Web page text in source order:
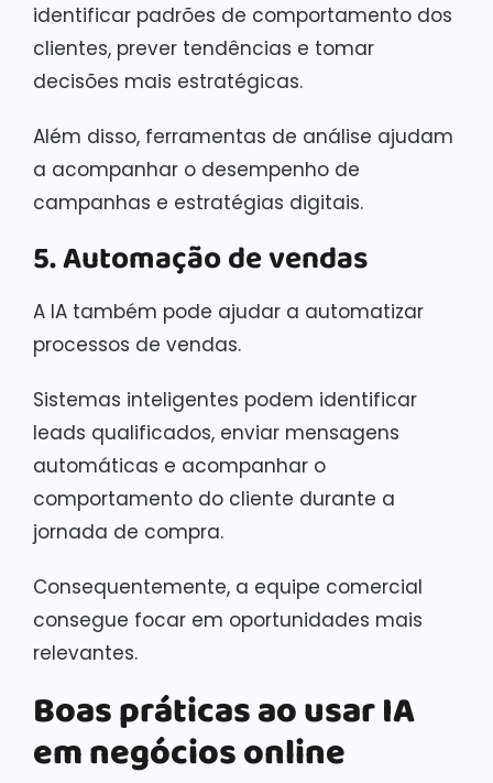
identificar padrões de comportamento dos
clientes, prever tendências e tomar
decisões mais estratégicas.
Além disso, ferramentas de análise ajudam
a acompanhar o desempenho de
campanhas e estratégias digitais.
5. Automação de vendas
A IA também pode ajudar a automatizar
processos de vendas.
Sistemas inteligentes podem identificar
leads qualificados, enviar mensagens
automáticas e acompanhar o
comportamento do cliente durante a
jornada de compra.
Consequentemente, a equipe comercial
consegue focar em oportunidades mais
relevantes.
Boas práticas ao usar IA
em negócios online